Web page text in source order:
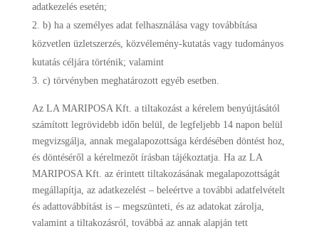
adatkezelés esetén;
b) ha a személyes adat felhasználása vagy továbbítása
közvetlen üzletszerzés, közvélemény-kutatás vagy tudományos
kutatás céljára történik; valamint
c) törvényben meghatározott egyéb esetben.
Az LA MARIPOSA Kft. a tiltakozást a kérelem benyújtásától
számított legrövidebb időn belül, de legfeljebb 14 napon belül
megvizsgálja, annak megalapozottsága kérdésében döntést hoz,
és döntéséről a kérelmezőt írásban tájékoztatja. Ha az LA
MARIPOSA Kft. az érintett tiltakozásának megalapozottságát
megállapítja, az adatkezelést – beleértve a további adatfelvételt
és adattovábbítást is – megszünteti, és az adatokat zárolja,
valamint a tiltakozásról, továbbá az annak alapján tett